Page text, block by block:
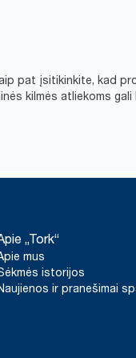
pat įsitikinkite, kad
kilmės atliekoms
„Tork“
mus
istorijos
ir pranešimai